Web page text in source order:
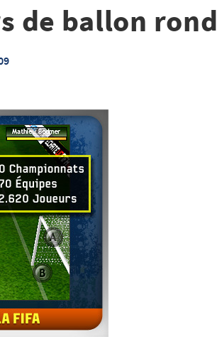
de ballon rond